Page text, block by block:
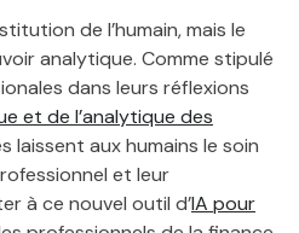
de l’humain, mais le
analytique. Comme stipulé
dans leurs réflexions
et de l’analytique des
laissent aux humains le soin
et leur
à ce nouvel outil d’IA pour